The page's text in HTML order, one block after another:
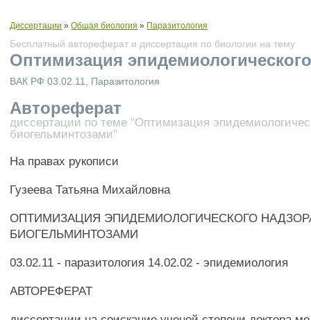
Диссертации »Общая биология » Паразитология
Бесплатный автореферат и диссертация по биологии на тему
Оптимизация
ВАК РФ 03.02.11, Паразитология
Автореферат
диссертации по теме "Оптимизация
биогельминтозами"
На правах рукописи
Гузеева Татьяна Михайловна
ОПТИМИЗАЦИЯ ЭПИДЕМИОЛОГИЧЕСКОГО
БИОГЕЛЬМИНТОЗАМИ
03.02.11 - паразитология 14.02.02 - эпидемиология
АВТОРЕФЕРАТ